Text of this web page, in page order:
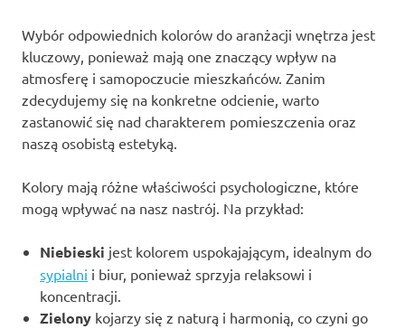
Wybór odpowiednich kolorów do aranżacji wnętrza jest
kluczowy, ponieważ mają one znaczący wpływ na
atmosferę i samopoczucie mieszkańców. Zanim
zdecydujemy się na konkretne odcienie, warto
zastanowić się nad charakterem pomieszczenia oraz
naszą osobistą estetyką.
Kolory mają różne właściwości psychologiczne, które
mogą wpływać na nasz nastrój. Na przykład:
Niebieski jest kolorem uspokajającym, idealnym do
sypialni i biur, ponieważ sprzyja relaksowi i
koncentracji.
Zielony kojarzy się z naturą i harmonią, co czyni go